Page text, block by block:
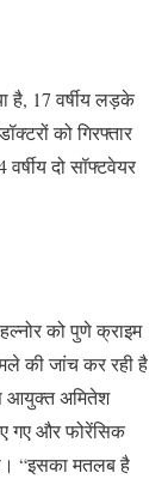
है, 17 वर्षीय लड़के
को गिरफ्तार
दो सॉफ्टवेयर
को पुणे क्राइम
की जांच कर रही है
आयुक्त अमितेश
गए और फोरेंसिक
“इसका मतलब है